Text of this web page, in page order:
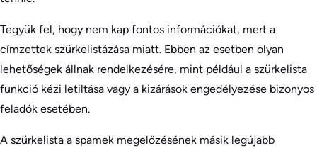
Tegyük fel, hogy nem kap fontos információkat, mert a
címzettek szürkelistázása miatt. Ebben az esetben olyan
lehetőségek állnak rendelkezésére, mint például a szürkelista
funkció kézi letiltása vagy a kizárások engedélyezése bizonyos
feladók esetében.
A szürkelista a spamek megelőzésének másik legújabb